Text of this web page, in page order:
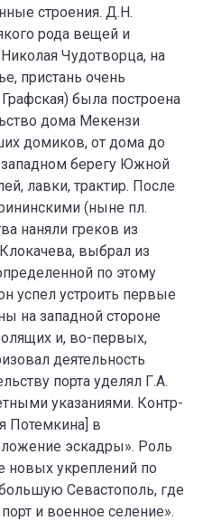
строения. Д.Н.
рода вещей и
Чудотворца, на
пристань очень
была построена
дома Мекензи
домиков, от дома до
западном берегу Южной
лавки, трактир. После
(ныне пл.
наняли греков из
выбрал из
по этому
успел устроить первые
на западной стороне
и, во-первых,
деятельность
порта уделял Г.А.
указаниями. Контр-
Потемкина] в
эскадры». Роль
новых укреплений по
Севастополь, где
и военное селение».